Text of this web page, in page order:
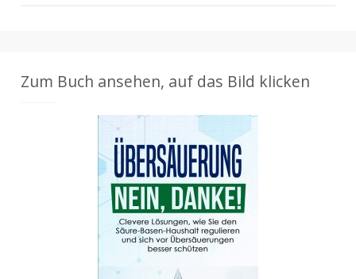
Zum Buch ansehen, auf das Bild klicken